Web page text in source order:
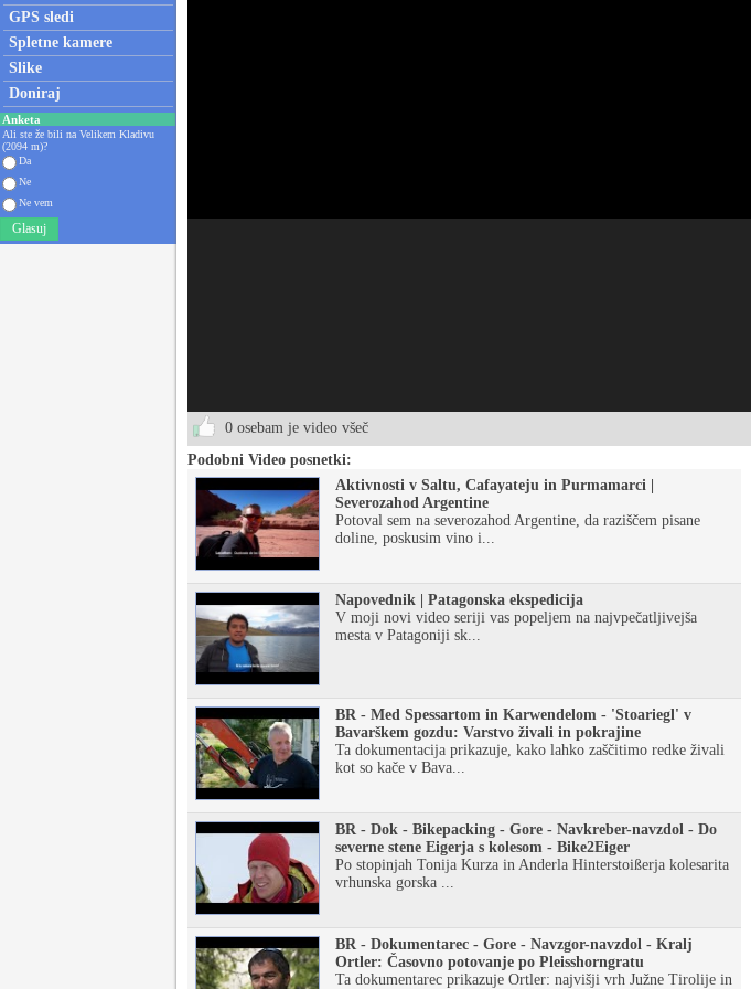
GPS sledi
Spletne kamere
Slike
Doniraj
Anketa
Ali ste že bili na Velikem Kladivu
(2094 m)?
Da
Ne
Ne vem
Glasuj
0 osebam je video všeč
Podobni Video posnetki:
Aktivnosti v Saltu, Cafayateju in Purmamarci |
Severozahod Argentine
Potoval sem na severozahod Argentine, da raziščem pisane
doline, poskusim vino i...
Napovednik | Patagonska ekspedicija
V moji novi video seriji vas popeljem na najvpečatljivejša
mesta v Patagoniji sk...
BR - Med Spessartom in Karwendelom - 'Stoariegl' v
Bavarškem gozdu: Varstvo živali in pokrajine
Ta dokumentacija prikazuje, kako lahko zaščitimo redke živali
kot so kače v Bava...
BR - Dok - Bikepacking - Gore - Navkreber-navzdol - Do
severne stene Eigerja s kolesom - Bike2Eiger
Po stopinjah Tonija Kurza in Anderla Hinterstoißerja kolesarita
vrhunska gorska ...
BR - Dokumentarec - Gore - Navzgor-navzdol - Kralj
Ortler: Časovno potovanje po Pleisshorngratu
Ta dokumentarec prikazuje Ortler: najvišji vrh Južne Tirolije in